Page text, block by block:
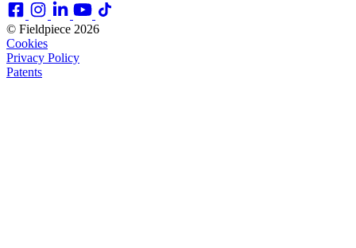
© Fieldpiece 2026
Cookies
Privacy Policy
Patents